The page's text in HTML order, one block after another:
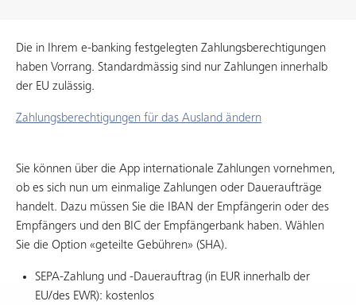
Die in Ihrem e-banking festgelegten Zahlungsberechtigungen
haben Vorrang. Standardmässig sind nur Zahlungen innerhalb
der EU zulässig.
Zahlungsberechtigungen für das Ausland ändern
Sie können über die App internationale Zahlungen vornehmen,
ob es sich nun um einmalige Zahlungen oder Daueraufträge
handelt. Dazu müssen Sie die IBAN der Empfängerin oder des
Empfängers und den BIC der Empfängerbank haben. Wählen
Sie die Option «geteilte Gebühren» (SHA).
SEPA-Zahlung und -Dauerauftrag (in EUR innerhalb der
EU/des EWR): kostenlos